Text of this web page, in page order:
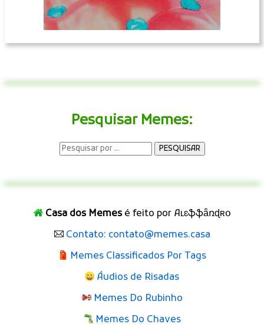
Pesquisar Memes:
Casa dos Memesé feito por Aʟɛֆֆǟռɖʀօ
Contato: contato@memes.casa
Memes Classificados Por Tags
Áudios de Risadas
Memes Do Rubinho
Memes Do Chaves